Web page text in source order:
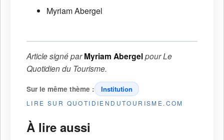
Myriam Abergel
Article signé parMyriam AbergelpourLe
Quotidien du Tourisme.
Sur le même thème : Institution
LIRE SUR QUOTIDIENDUTOURISME.COM
À lire aussi